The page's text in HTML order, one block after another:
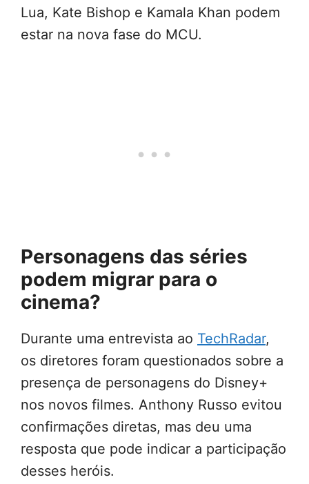
Lua, Kate Bishop e Kamala Khan podem
estar na nova fase do MCU.
Personagens das séries
podem migrar para o
cinema?
Durante uma entrevista ao TechRadar,
os diretores foram questionados sobre a
presença de personagens do Disney+
nos novos filmes. Anthony Russo evitou
confirmações diretas, mas deu uma
resposta que pode indicar a participação
desses heróis.